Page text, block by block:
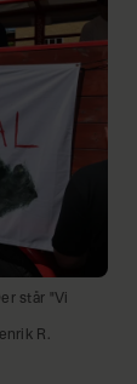
står "Vi
R.